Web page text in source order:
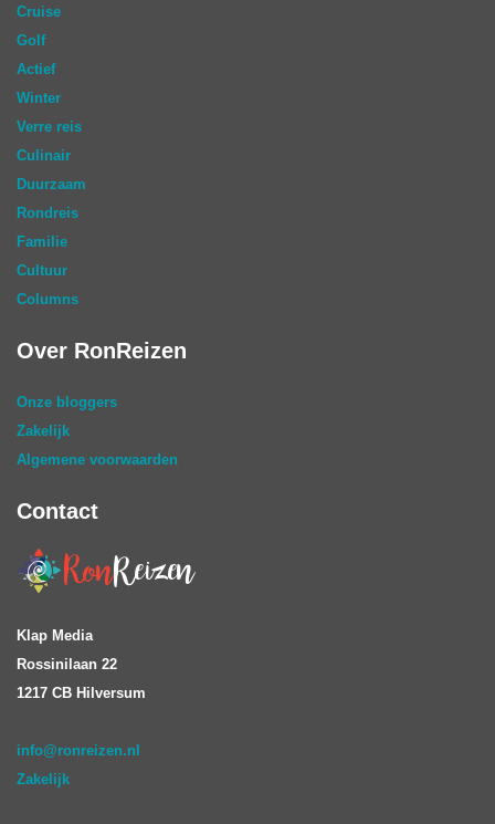
Cruise
Golf
Actief
Winter
Verre reis
Culinair
Duurzaam
Rondreis
Familie
Cultuur
Columns
Over RonReizen
Onze bloggers
Zakelijk
Algemene voorwaarden
Contact
Klap Media
Rossinilaan 22
1217 CB Hilversum
info@ronreizen.nl
Zakelijk